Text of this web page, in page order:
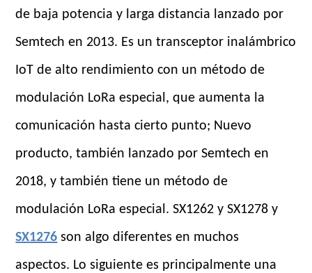
de baja potencia y larga distancia lanzado por
Semtech en 2013. Es un transceptor inalámbrico
IoT de alto rendimiento con un método de
modulación LoRa especial, que aumenta la
comunicación hasta cierto punto; Nuevo
producto, también lanzado por Semtech en
2018, y también tiene un método de
modulación LoRa especial. SX1262 y SX1278 y
SX1276 son algo diferentes en muchos
aspectos. Lo siguiente es principalmente una